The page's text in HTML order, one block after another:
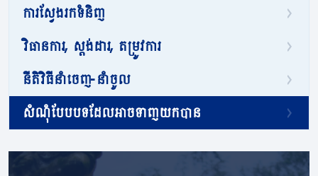
ការស្វែងរកទំនិញ
វិធានការ, ស្តង់ដារ, តម្រូវការ
នីតិវិធីនាំចេញ-នាំចូល
សំណុំបែបបទដែលអាចទាញយកបាន